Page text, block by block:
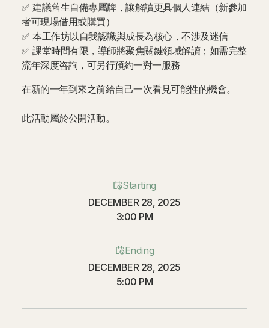
✅ 建議舊生自備專屬牌，讓解讀更具個人連結（新參加
者可現場借用或購買）
✅ 本工作坊以自我認識與成長為核心，不涉及迷信
✅ 課堂時間有限，導師將聚焦關鍵領域解讀；如需完整
流年深度咨詢，可另行預約一對一服務
在新的一年到來之前給自己一次看見可能性的機會。
此活動屬於公開活動。
Starting
DECEMBER 28, 2025
3:00 PM
Ending
DECEMBER 28, 2025
5:00 PM